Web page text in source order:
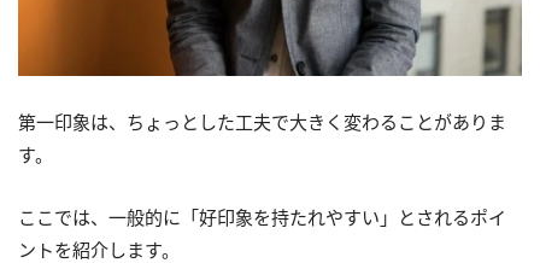
第一印象は、ちょっとした工夫で大きく変わることがありま
す。
ここでは、一般的に「好印象を持たれやすい」とされるポイ
ントを紹介します。